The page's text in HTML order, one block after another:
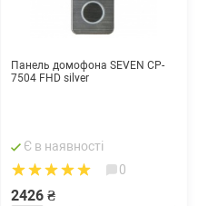
Панель домофона SEVEN CP-
7504 FHD silver
Є в наявності
0
2426 ₴